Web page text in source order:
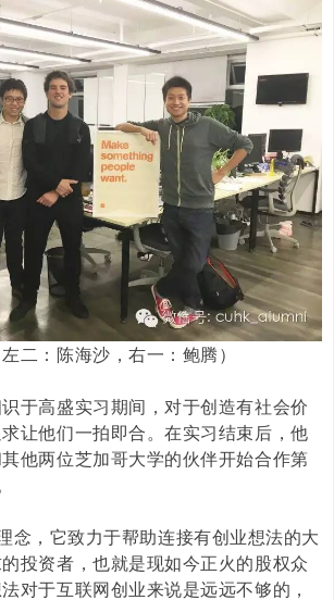
二：陈海沙，右一： 鲍腾）
于高盛实习期间，对于创造有社会价
让他们一拍即合。在实习结束后，他
他两位芝加哥大学的伙伴开始合作第
念，它致力于帮助连接有创业想法的大
投资者，也就是现如今正火的股权众
对于互联网创业来说是远远不够的，